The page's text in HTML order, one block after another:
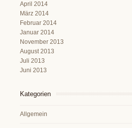
April 2014
März 2014
Februar 2014
Januar 2014
November 2013
August 2013
Juli 2013
Juni 2013
Kategorien
Allgemein